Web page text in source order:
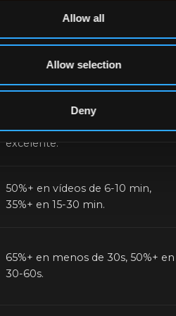
Allow all
Allow selection
Deny
Benchmark 2026
4-6% media, 7%+ bueno, 10%+
excelente.
50%+ en vídeos de 6-10 min,
35%+ en 15-30 min.
65%+ en menos de 30s, 50%+ en
30-60s.